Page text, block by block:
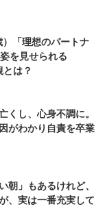
「理想のパートナ
を見せられる
は？
くし、心身不調に。
がわかり自責を卒業
朝」もあるけれど、
、実は一番充実して